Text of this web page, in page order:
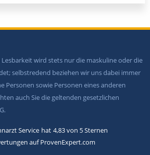
wird stets nur die maskuline oder die
selbstredend beziehen wir uns dabei immer
Personen sowie Personen eines anderen
auch Sie die geltenden gesetzlichen
Service hat 4,83von 5Sternen
auf ProvenExpert.com